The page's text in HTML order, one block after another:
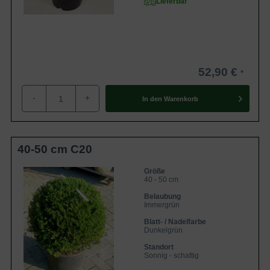
Kinder und Haustiere sollte man von Eiben fernhalten; vor
Der Preis ist zum einen abhängig von der
finden. Des Weiteren ist unsere preisgünstige
wurzelnackte Ware für wenige Wochen im Frühjahr und
Herbst verfügbar. In folgender Tabelle sind einige Beispiele
der Heimischen Eibe 'Kugelform' mit Preisangaben
aufgeführt:
Name
Größe und
Wurzelverpackung
52,90 €
- + In den Warenkorb
40-50 cm C20
Größe
40 - 50 cm
Belaubung
Immergrün
Blatt- / Nadelfarbe
Dunkelgrün
Standort
Sonnig - schattig